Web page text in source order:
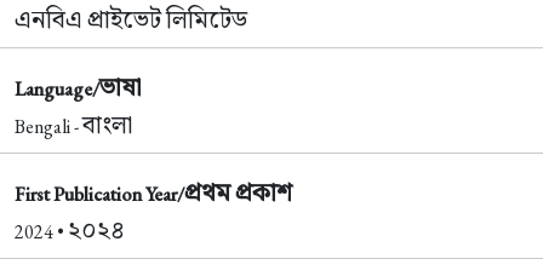
এনবিএ প্রাইভেট লিমিটেড
Language/ভাষা
Bengali -বাংলা
First Publication Year/প্রথম প্রকাশ
2024 • ২০২৪